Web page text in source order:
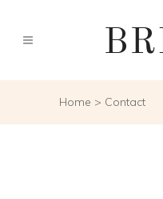
Home > Contact